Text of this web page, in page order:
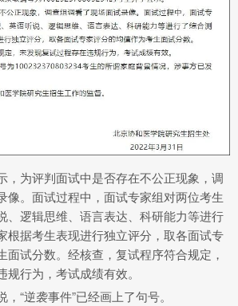
，为评判面试中是否存在不公正现象，调
像。面试过程中，面试专家组对两位考生
、逻辑思维、语言表达、科研能力等进行
根据考生表现进行独立评分，取各面试专
面试分数。经核查，复试程序符合规定，
行为，考试成绩有效。
“逆袭事件”已经画上了句号。